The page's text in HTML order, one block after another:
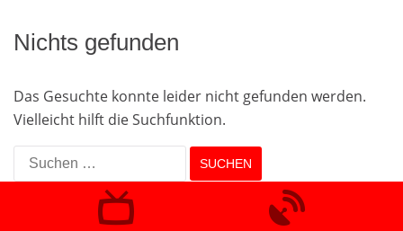
Nichts gefunden
Das Gesuchte konnte leider nicht gefunden werden.
Vielleicht hilft die Suchfunktion.
Suchen
nach: